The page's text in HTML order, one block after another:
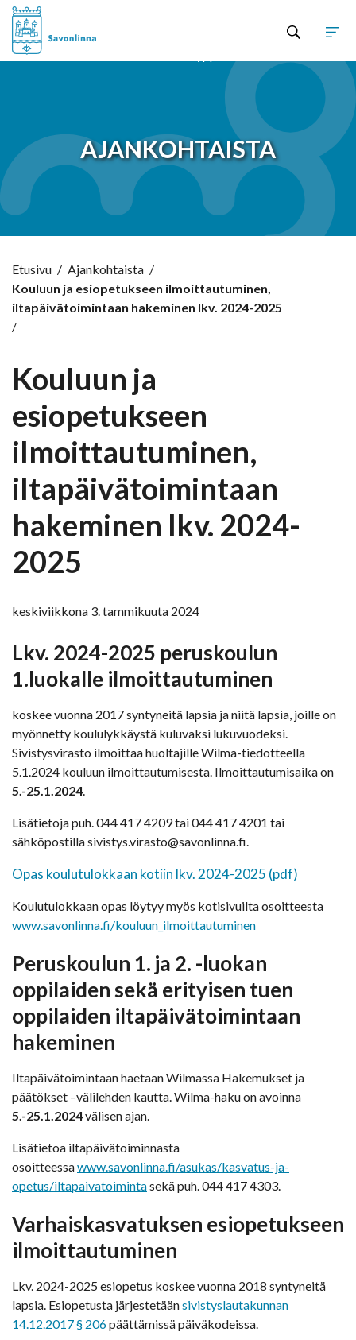
AJANKOHTAISTA
Etusivu / Ajankohtaista /
Kouluun ja esiopetukseen ilmoittautuminen,
iltapäivätoimintaan hakeminen lkv. 2024-2025
/
Kouluun ja
esiopetukseen
ilmoittautuminen,
iltapäivätoimintaan
hakeminen lkv. 2024-
2025
keskiviikkona 3. tammikuuta 2024
Lkv. 2024-2025 peruskoulun
1.luokalle ilmoittautuminen
koskee vuonna 2017 syntyneitä lapsia ja niitä lapsia, joille on
myönnetty koululykkäystä kuluvaksi lukuvuodeksi.
Sivistysvirasto ilmoittaa huoltajille Wilma-tiedotteella
5.1.2024 kouluun ilmoittautumisesta. Ilmoittautumisaika on
5.-25.1.2024.
Lisätietoja puh. 044 417 4209 tai 044 417 4201 tai
sähköpostilla sivistys.virasto@savonlinna.fi.
Opas koulutulokkaan kotiin lkv. 2024-2025 (pdf)
Koulutulokkaan opas löytyy myös kotisivuilta osoitteesta
www.savonlinna.fi/kouluun_ilmoittautuminen
Peruskoulun 1. ja 2. -luokan
oppilaiden sekä erityisen tuen
oppilaiden iltapäivätoimintaan
hakeminen
Iltapäivätoimintaan haetaan Wilmassa Hakemukset ja
päätökset –välilehden kautta. Wilma-haku on avoinna
5.-25.1.2024välisen ajan.
Lisätietoa iltapäivätoiminnasta
osoitteessawww.savonlinna.fi/asukas/kasvatus-ja-
opetus/iltapaivatoimintasekä puh. 044 417 4303.
Varhaiskasvatuksen esiopetukseen
ilmoittautuminen
Lkv. 2024-2025 esiopetus koskee vuonna 2018 syntyneitä
lapsia. Esiopetusta järjestetäänsivistyslautakunnan
14.12.2017 § 206päättämissä päiväkodeissa.